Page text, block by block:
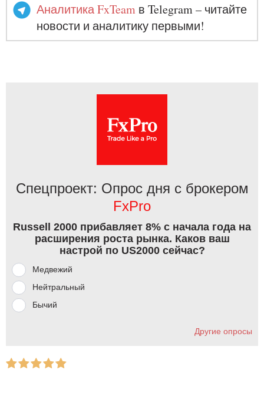
Аналитика FxTeam в Telegram – читайте
новости и аналитику первыми!
Спецпроект: Опрос дня с брокером
FxPro
Russell 2000 прибавляет 8% с начала года на
расширения роста рынка. Каков ваш
настрой по US2000 сейчас?
Медвежий
Нейтральный
Бычий
Другие опросы